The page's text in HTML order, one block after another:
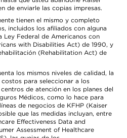
de enviarle las copias impresas.
tienen el mismo y completo
incluidos los afiliados con alguna
Federal de Americanos con
with Disabilities Act) de 1990, y
(Rehabilitation Act) de
los mismos niveles de calidad, la
para seleccionar a los
de atención en los planes del
Médicos, como lo hace para
de negocios de KFHP (Kaiser
que las medidas incluyan, entre
Effectiveness Data and
Assessment of Healthcare